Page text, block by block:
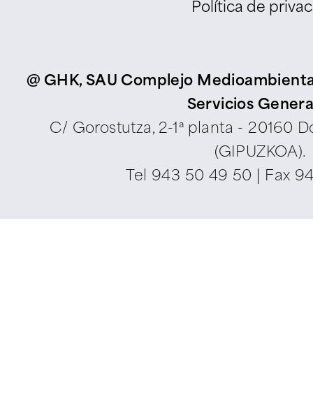
Política de
@ GHK, SAU Complejo
Servicios
C/ Gorostutza, 2-1ª planta - 20160
(GIPUZKOA).
Tel 943 50 49 50 | Fax